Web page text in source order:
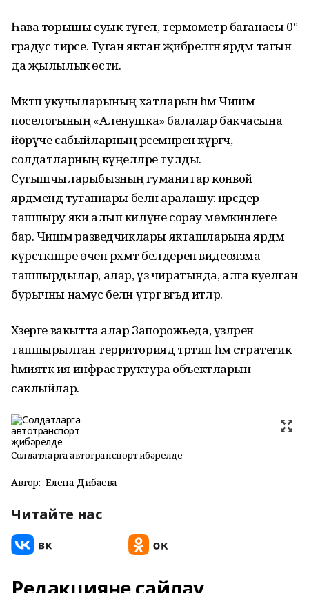
Һава торышы суык түгел, термометр баганасы 0°
градус тирәсе. Туган яктан җибәрелгән ярдәм тагын
да җылылык өсти.
Мәктәп укучыларының хатларын һәм Чишмә
поселогының «Аленушка» балалар бакчасына
йөрүче сабыйларның рәсемнәрен күргәч,
солдатларның күңелләре тулды.
Сугышчыларыбызның гуманитар конвой
ярдәмендә туганнары белән аралашу: нәрсәдер
тапшыру яки алып килүне сорау мөмкинлеге
бар. Чишмә разведчиклары якташларына ярдәм
күрсәткәннәре өчен рәхмәт белдереп видеоязма
тапшырдылар, алар, үз чиратында, алга куелган
бурычны намус белән үтәргә вәгъдә итәләр.
Хәзерге вакытта алар Запорожьеда, үзләренә
тапшырылган территориядә тәртип һәм стратегик
әһәмияткә ия инфраструктура объектларын
саклыйлар.
Солдатларга автотранспорт җибәрелде
Автор: Елена Дибаева
Читайте нас